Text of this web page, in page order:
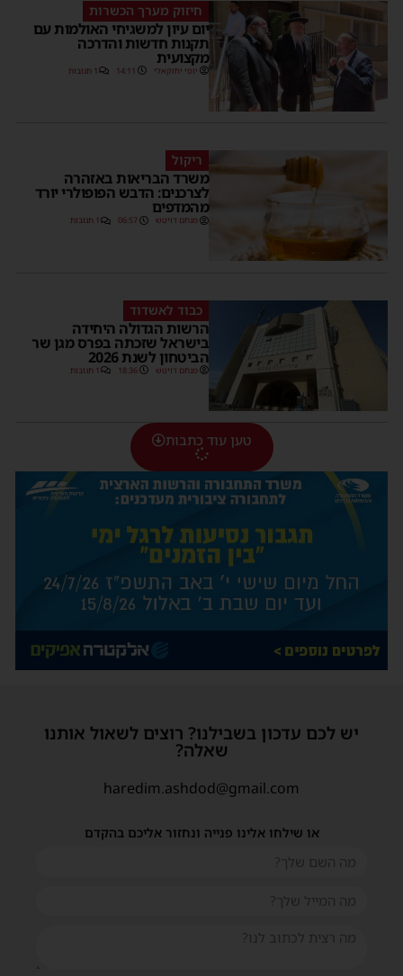
חיזוק מערך הכשרות
יום עיון למשגיחי האולמות עם
תקנות חדשות והדרכה
מקצועית
יוסי יחזקאלי 14:11 1 תגובות
ריקול
משרד הבריאות באזהרה
לצרכנים: הדבש הפופולרי יורד
מהמדפים
מנחם דויטש 06:57 1 תגובות
כבוד לאשדוד
הרשות הגדולה היחידה
בישראל שזכתה בפרס מגן שר
הביטחון לשנת 2026
מנחם דויטש 18:36 1 תגובות
טען עוד כתבות
יש לכם עדכון בשבילנו? רוצים לשאול אותנו
שאלה?
haredim.ashdod@gmail.com
או שילחו אלינו פנייה ונחזור אליכם בהקדם